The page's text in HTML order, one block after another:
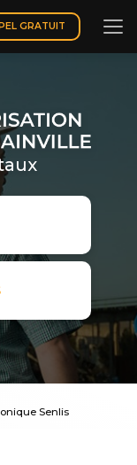
GRATUIT
Senlis